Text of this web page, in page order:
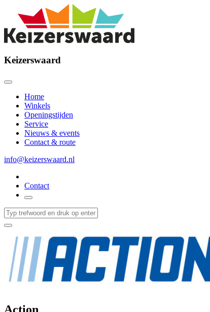
Keizerswaard
Home
Winkels
Openingstijden
Service
Nieuws & events
Contact & route
info@keizerswaard.nl
Contact